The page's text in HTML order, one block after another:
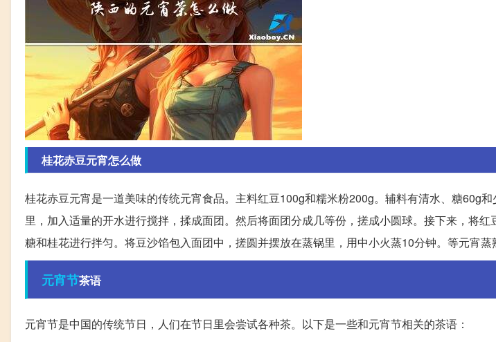
桂花赤豆元宵怎么做
桂花赤豆元宵是一道美味的传统元宵食品。主料红豆100g和糯米粉200g。辅料有清水、糖60g
里，加入适量的开水进行搅拌，揉成面团。然后将面团分成几等份，搓成小圆球。接下来，将
糖和桂花进行拌匀。将豆沙馅包入面团中，搓圆并摆放在蒸锅里，用中小火蒸10分钟。等元宵蒸
元宵节茶语
元宵节是中国的传统节日，人们在节日里会尝试各种茶。以下是一些和元宵节相关的茶语：